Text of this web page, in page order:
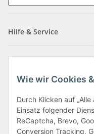
Wie wir Cookies
Durch Klicken auf
Einsatz folgender
ReCaptcha, Brevo,
Conversion Tracking,
Hilfe & Service
Informationen
Zahlungsarten